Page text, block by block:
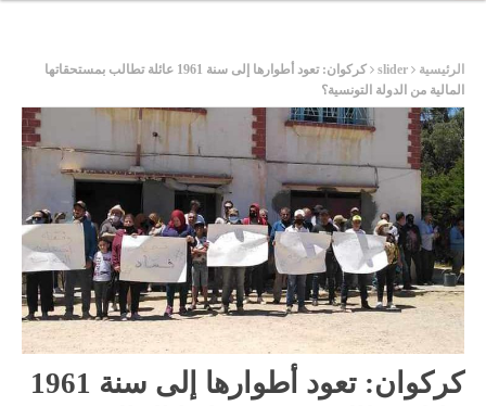
الرئيسية slider
كركوان: تعود أطوارها إلى سنة 1961 عائلة تطالب بمستحقاتها
المالية من الدولة التونسية؟
كركوان: تعود أطوارها إلى سنة 1961